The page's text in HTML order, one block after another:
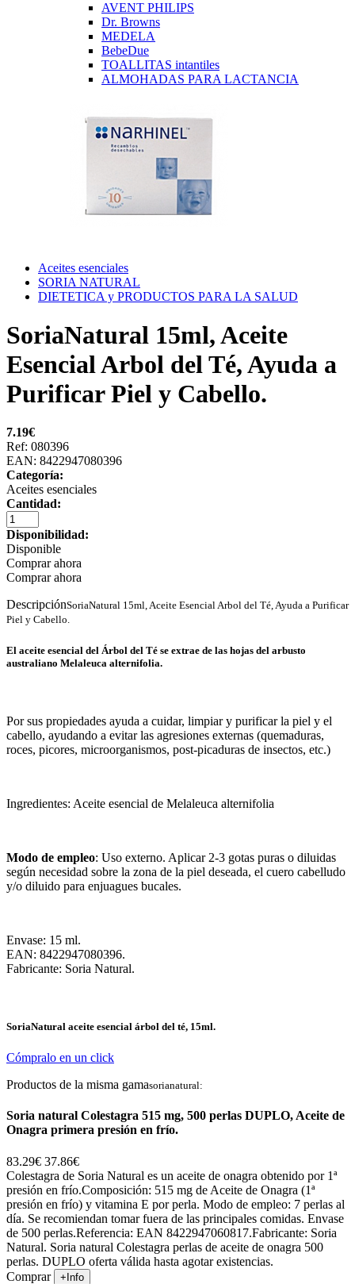
AVENT PHILIPS
Dr. Browns
MEDELA
BebeDue
TOALLITAS intantiles
ALMOHADAS PARA LACTANCIA
Aceites esenciales
SORIA NATURAL
DIETETICA y PRODUCTOS PARA LA SALUD
SoriaNatural 15ml, Aceite
Esencial Arbol del Té, Ayuda a
Purificar Piel y Cabello.
7.19€
Ref: 080396
EAN: 8422947080396
Categoría:
Aceites esenciales
Cantidad:
Disponibilidad:
Disponible
Comprar ahora
Comprar ahora
DescripciónSoriaNatural 15ml, Aceite Esencial Arbol del Té, Ayuda a Purificar
Piel y Cabello.
El aceite esencial del Árbol del Té se extrae de las hojas del arbusto
australiano Melaleuca alternifolia.
Por sus propiedades ayuda a cuidar, limpiar y purificar la piel y el
cabello, ayudando a evitar las agresiones externas (quemaduras,
roces, picores, microorganismos, post-picaduras de insectos, etc.)
Ingredientes: Aceite esencial de Melaleuca alternifolia
Modo de empleo: Uso externo. Aplicar 2-3 gotas puras o diluidas
según necesidad sobre la zona de la piel deseada, el cuero cabelludo
y/o diluido para enjuagues bucales.
Envase: 15 ml.
EAN: 8422947080396.
Fabricante: Soria Natural.
SoriaNatural aceite esencial árbol del té, 15ml.
Cómpralo en un click
Productos de la misma gamasorianatural:
Soria natural Colestagra 515 mg, 500 perlas DUPLO, Aceite de
Onagra primera presión en frío.
83.29€ 37.86€
Colestagra de Soria Natural es un aceite de onagra obtenido por 1ª
presión en frío.Composición: 515 mg de Aceite de Onagra (1ª
presión en frío) y vitamina E por perla. Modo de empleo: 7 perlas al
día. Se recomiendan tomar fuera de las principales comidas. Envase
de 500 perlas.Referencia: EAN 8422947060817.Fabricante: Soria
Natural. Soria natural Colestagra perlas de aceite de onagra 500
perlas. DUPLO oferta válida hasta agotar existencias.
Comprar
+Info